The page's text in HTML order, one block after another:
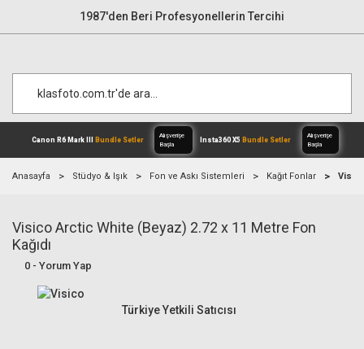
1987'den Beri Profesyonellerin Tercihi
Canon R6 Mark IIIBundle Setler
Alışverişe
Anasayfa Stüdyo & Işık Fon ve Askı Sistemleri Kağıt Fonlar
Visico Arctic White (Beyaz) 2.72 x 11 Metre Fon
Kağıdı
0 - Yorum Yap
Türkiye Yetkili Satıcısı